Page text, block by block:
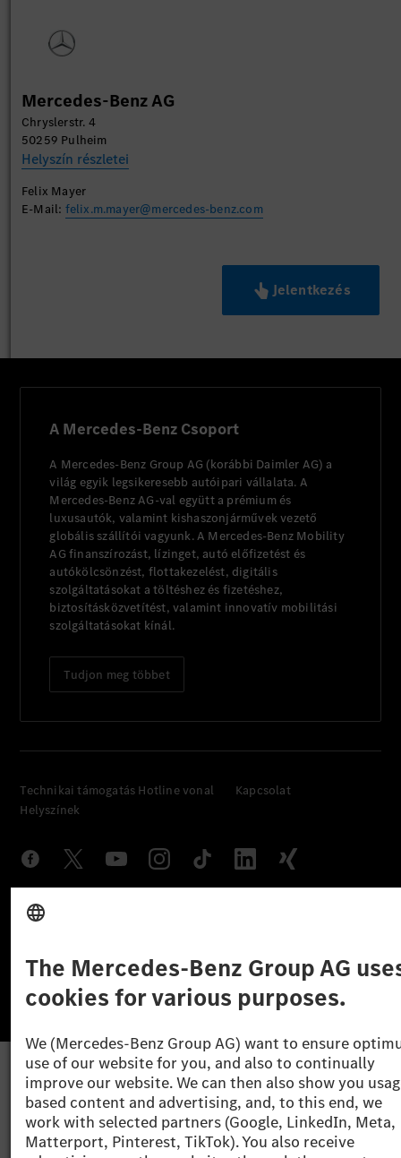
Mercedes-Benz AG
Chryslerstr. 4
50259 Pulheim
Helyszín részletei
Felix Mayer
E-Mail: felix.m.mayer@mercedes-benz.com
Jelentkezés
A Mercedes-Benz Csoport
A Mercedes-Benz Group AG (korábbi Daimler AG) a
világ egyik legsikeresebb autóipari vállalata. A
Mercedes-Benz AG-val együtt a prémium és
luxusautók, valamint kishaszonjárművek vezető
globális szállítói vagyunk. A Mercedes-Benz Mobility
AG finanszírozást, lízinget, autó előfizetést és
autókölcsönzést, flottakezelést, digitális
szolgáltatásokat a töltéshez és fizetéshez,
biztosításközvetítést, valamint innovatív mobilitási
szolgáltatásokat kínál.
Tudjon meg többet
Technikai támogatás Hotline vonal
Kapcsolat
Helyszínek
Szolgáltató
Felhasználási feltételek
© 2026 Mercedes-Benz Group AG. Minden jog fenntartva.